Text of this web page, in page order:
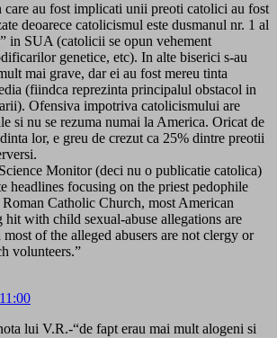
care au fost implicati unii preoti catolici au fost
deoarece catolicismul este dusmanul nr. 1 al
in SUA (catolicii se opun vehement
genetice, etc). In alte biserici s-au
mai grave, dar ei au fost mereu tinta
(fiindca reprezinta principalul obstacol in
Ofensiva impotriva catolicismului are
si nu se rezuma numai la America. Oricat de
lor, e greu de crezut ca 25% dintre preotii
Monitor (deci nu o publicatie catolica)
headlines focusing on the priest pedophile
Catholic Church, most American
hit with child sexual-abuse allegations are
most of the alleged abusers are not clergy or
volunteers.”
lui V.R.-“de fapt erau mai mult alogeni si